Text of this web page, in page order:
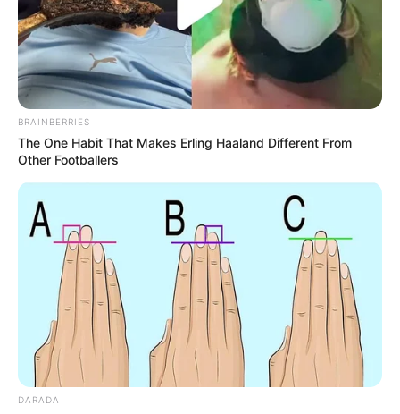
Categories
Perfektes Weihnachtsplätzchen Rezept für
jede Gelegenheit – dein neues Lieblingsgericht
Unbedingt ausprobieren: Geniales Rezept:
Joppie Sauce Rezept!
Search
BRAINBERRIES
The One Habit That Makes Erling Haaland Different From
Other Footballers
DARADA